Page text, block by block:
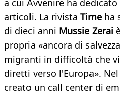
a cui Avvenire ha
articoli. La rivista Time ha
di dieci anni Mussie Zerai
propria «ancora di
migranti in difficoltà che
diretti verso l'Europa». Nel
creato un call center di